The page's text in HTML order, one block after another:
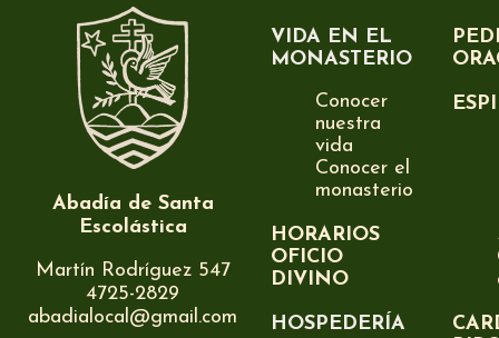
Abadía de Santa
Escolástica
Martín Rodríguez 547
4725-2829
abadialocal@gmail.com
VIDA EN EL
MONASTERIO
Conocer
nuestra
vida
Conocer el
monasterio
HORARIOS
OFICIO
DIVINO
HOSPEDERÍA